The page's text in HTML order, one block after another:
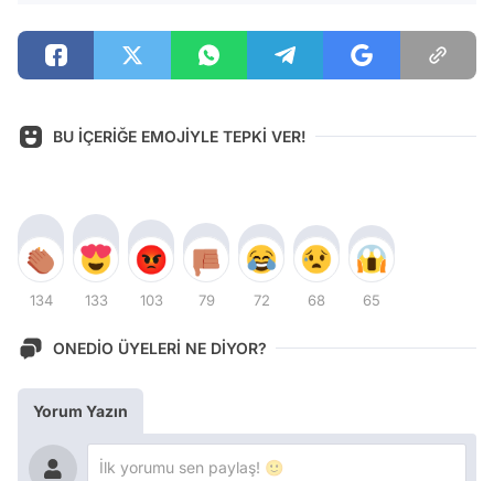
BU İÇERİĞE EMOJİYLE TEPKİ VER!
134 133 103 79 72 68 65
ONEDİO ÜYELERİ NE DİYOR?
Yorum Yazın